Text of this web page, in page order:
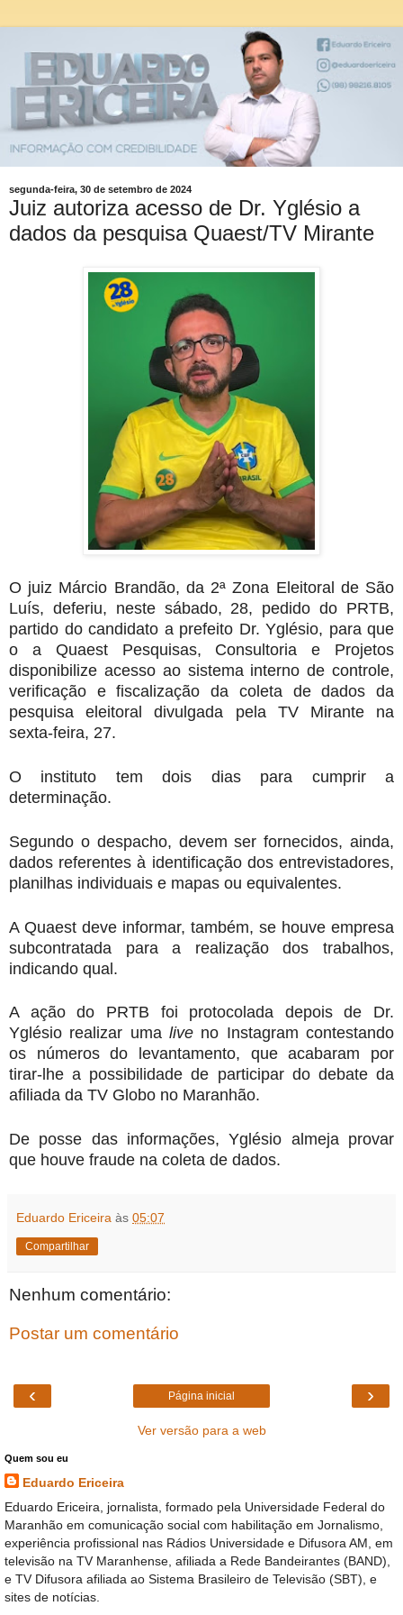
segunda-feira, 30 de setembro de 2024
Juiz autoriza acesso de Dr. Yglésio a
dados da pesquisa Quaest/TV Mirante
O juiz Márcio Brandão, da 2ª Zona Eleitoral de São
Luís, deferiu, neste sábado, 28, pedido do PRTB,
partido do candidato a prefeito Dr. Yglésio, para que
o a Quaest Pesquisas, Consultoria e Projetos
disponibilize acesso ao sistema interno de controle,
verificação e fiscalização da coleta de dados da
pesquisa eleitoral divulgada pela TV Mirante na
sexta-feira, 27.
O instituto tem dois dias para cumprir a
determinação.
Segundo o despacho, devem ser fornecidos, ainda,
dados referentes à identificação dos entrevistadores,
planilhas individuais e mapas ou equivalentes.
A Quaest deve informar, também, se houve empresa
subcontratada para a realização dos trabalhos,
indicando qual.
A ação do PRTB foi protocolada depois de Dr.
Yglésio realizar uma live no Instagram contestando
os números do levantamento, que acabaram por
tirar-lhe a possibilidade de participar do debate da
afiliada da TV Globo no Maranhão.
De posse das informações, Yglésio almeja provar
que houve fraude na coleta de dados.
Eduardo Ericeira às 05:07
Compartilhar
Nenhum comentário:
Postar um comentário
‹ ›
Página inicial
Ver versão para a web
Quem sou eu
Eduardo Ericeira
Eduardo Ericeira, jornalista, formado pela Universidade Federal do
Maranhão em comunicação social com habilitação em Jornalismo,
experiência profissional nas Rádios Universidade e Difusora AM, em
televisão na TV Maranhense, afiliada a Rede Bandeirantes (BAND),
e TV Difusora afiliada ao Sistema Brasileiro de Televisão (SBT), e
sites de notícias.